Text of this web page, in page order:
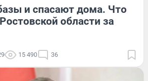
и спасают дома. Что
области за
15 490 36